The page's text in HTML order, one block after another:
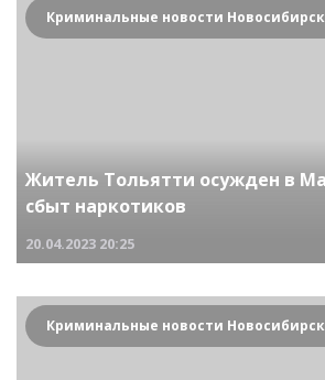
Житель Тольятти осужден в
сбыт наркотиков
20.04.2023 20:25